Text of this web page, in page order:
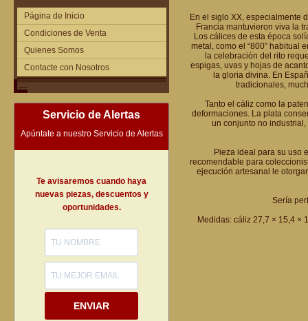
Relojes de pulsera antiguos
Página de Inicio
Condiciones de Venta
Quienes Somos
Contacte con Nosotros
Servicio de Alertas
Apúntate a nuestro Servicio de Alertas
Te avisaremos cuando haya
nuevas piezas, descuentos y
oportunidades.
ENVIAR
En el siglo XX, especialmente
Francia mantuvieron viva la
Los cálices de esta época
metal, como el “800” habitual
la celebración del rito
espigas, uvas y hojas de
la gloria divina. En
tradicionales,
Tanto el cáliz como la
deformaciones. La plata
un conjunto no
Pieza ideal para su uso
recomendable para
ejecución artesanal le
Sería
Medidas: cáliz 27,7 × 15,4 ×